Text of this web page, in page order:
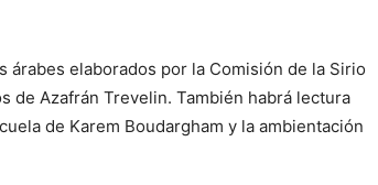
elaborados por la Comisión de la Sirio
de Azafrán Trevelin. También habrá lectura
de Karem Boudargham y la ambientación